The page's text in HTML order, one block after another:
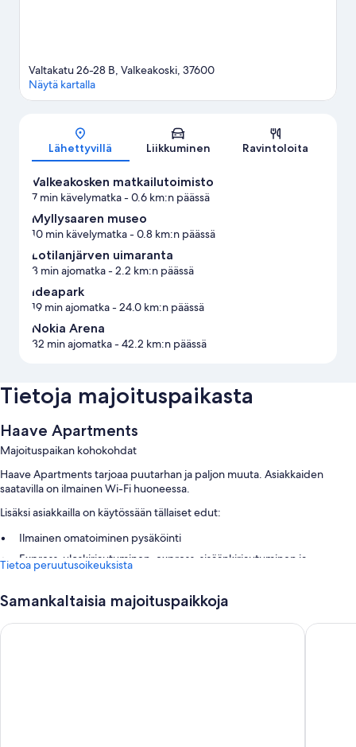
Kartta
Valtakatu 26-28 B, Valkeakoski, 37600
Näytä kartalla
Lähettyvillä Liikkuminen Ravintoloita
Valkeakosken matkailutoimisto
7 min kävelymatka- 0.6 km:n päässä
Myllysaaren museo
10 min kävelymatka- 0.8 km:n päässä
Lotilanjärven uimaranta
3 min ajomatka- 2.2 km:n päässä
Ideapark
19 min ajomatka- 24.0 km:n päässä
Nokia Arena
32 min ajomatka- 42.2 km:n päässä
Tietoja majoituspaikasta
Haave Apartments
Majoituspaikan kohokohdat
Haave Apartments tarjoaa puutarhan ja paljon muuta. Asiakkaiden
saatavilla on ilmainen Wi-Fi huoneessa.
Lisäksi asiakkailla on käytössään tällaiset edut:
Ilmainen omatoiminen pysäköinti
Express-uloskirjautuminen, express-sisäänkirjautuminen ja
savuttomat tilat
Huoneiden varustelu
Majoituspaikan Haave Apartments kaikkien huoneiden mukavuuksiin ja
Tietoa peruutusoikeuksista
Samankaltaisia majoituspaikkoja
Hotel Waltikka Holiday